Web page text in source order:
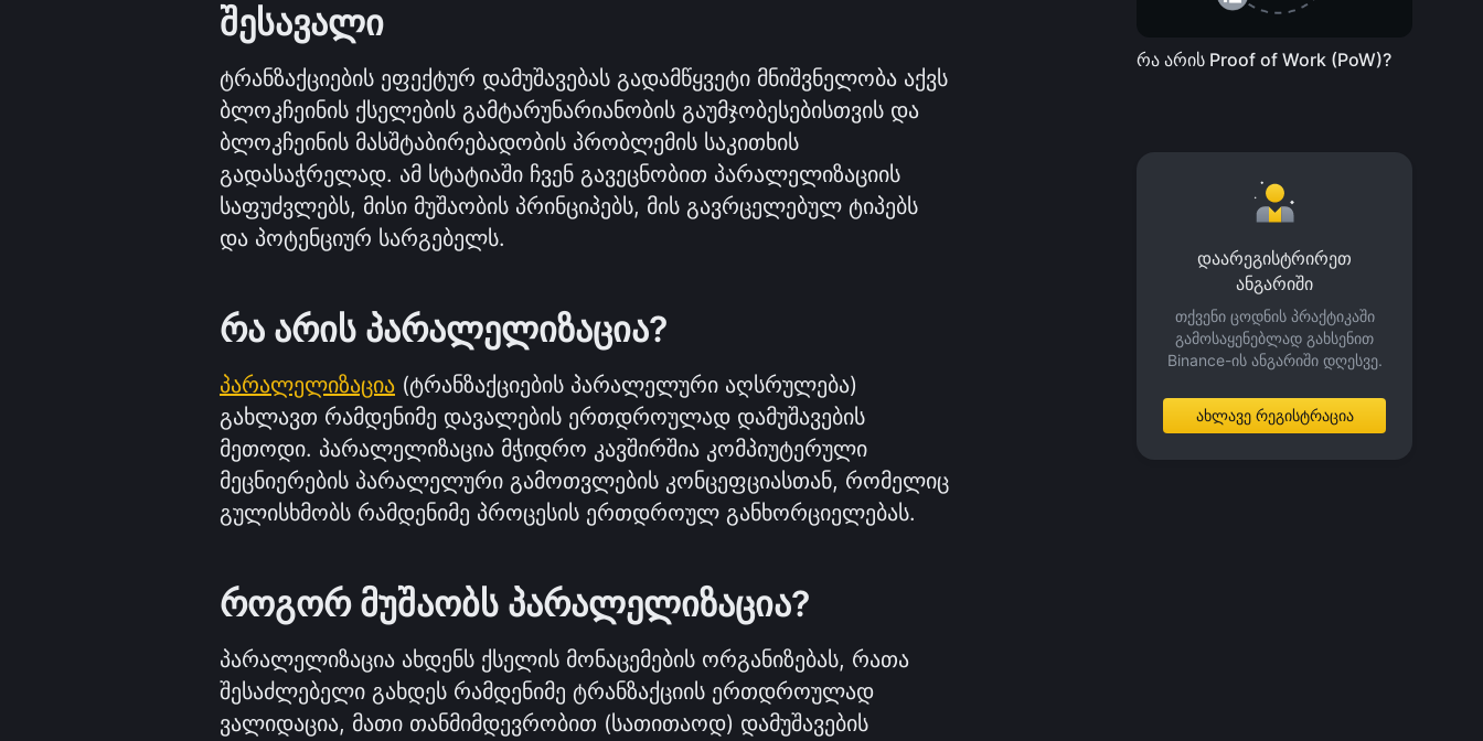
შესავალი
ტრანზაქციების ეფექტურ დამუშავებას გადამწყვეტი მნიშვნელობა აქვს
ბლოკჩეინის ქსელების გამტარუნარიანობის გაუმჯობესებისთვის და
ბლოკჩეინის მასშტაბირებადობის პრობლემის საკითხის
გადასაჭრელად. ამ სტატიაში ჩვენ გავეცნობით პარალელიზაციის
საფუძვლებს, მისი მუშაობის პრინციპებს, მის გავრცელებულ ტიპებს
და პოტენციურ სარგებელს.
რა არის პარალელიზაცია?
პარალელიზაცია (ტრანზაქციების პარალელური აღსრულება)
გახლავთ რამდენიმე დავალების ერთდროულად დამუშავების
მეთოდი. პარალელიზაცია მჭიდრო კავშირშია კომპიუტერული
მეცნიერების პარალელური გამოთვლების კონცეფციასთან, რომელიც
გულისხმობს რამდენიმე პროცესის ერთდროულ განხორციელებას.
როგორ მუშაობს პარალელიზაცია?
პარალელიზაცია ახდენს ქსელის მონაცემების ორგანიზებას, რათა
შესაძლებელი გახდეს რამდენიმე ტრანზაქციის ერთდროულად
ვალიდაცია, მათი თანმიმდევრობით (სათითაოდ) დამუშავების
რა არის Proof of Work (PoW)?
დაარეგისტრირეთ
ანგარიში
თქვენი ცოდნის პრაქტიკაში
გამოსაყენებლად გახსენით
Binance-ის ანგარიში დღესვე.
ახლავე რეგისტრაცია